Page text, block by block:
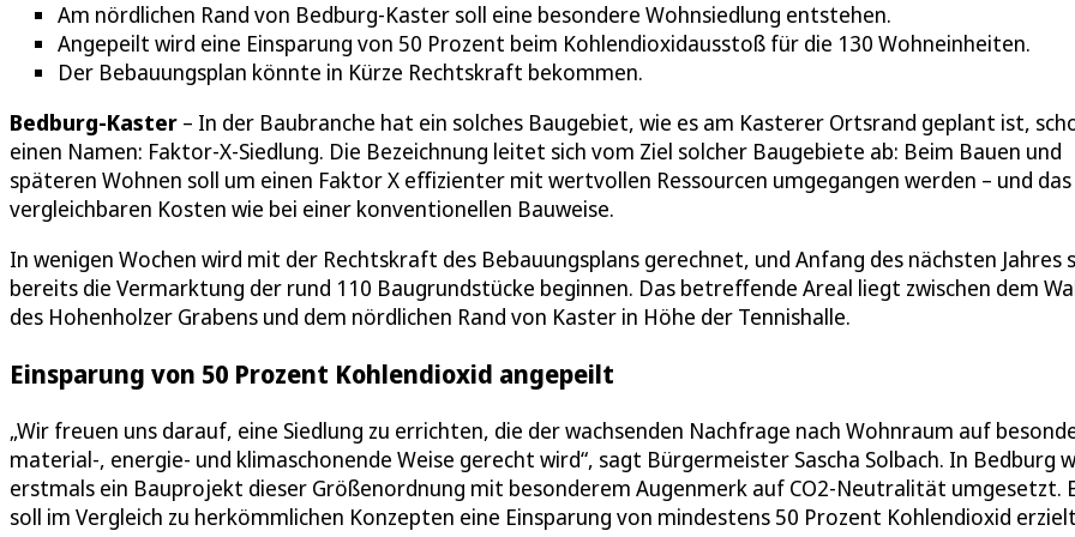
Am nördlichen Rand von Bedburg-Kaster soll eine besondere Wohnsiedlung entstehen.
Angepeilt wird eine Einsparung von 50 Prozent beim Kohlendioxidausstoß für die 130 Wohneinheiten.
Der Bebauungsplan könnte in Kürze Rechtskraft bekommen.
Bedburg-Kaster – In der Baubranche hat ein solches Baugebiet, wie es am Kasterer Ortsrand geplant ist,
einen Namen: Faktor-X-Siedlung. Die Bezeichnung leitet sich vom Ziel solcher Baugebiete ab: Beim Bauen und
späteren Wohnen soll um einen Faktor X effizienter mit wertvollen Ressourcen umgegangen werden – und das
vergleichbaren Kosten wie bei einer konventionellen Bauweise.
In wenigen Wochen wird mit der Rechtskraft des Bebauungsplans gerechnet, und Anfang des nächsten Jahres
bereits die Vermarktung der rund 110 Baugrundstücke beginnen. Das betreffende Areal liegt zwischen dem
des Hohenholzer Grabens und dem nördlichen Rand von Kaster in Höhe der Tennishalle.
Einsparung von 50 Prozent Kohlendioxid angepeilt
„Wir freuen uns darauf, eine Siedlung zu errichten, die der wachsenden Nachfrage nach Wohnraum auf
material-, energie- und klimaschonende Weise gerecht wird“, sagt Bürgermeister Sascha Solbach. In Bedburg
erstmals ein Bauprojekt dieser Größenordnung mit besonderem Augenmerk auf CO2-Neutralität umgesetzt.
soll im Vergleich zu herkömmlichen Konzepten eine Einsparung von mindestens 50 Prozent Kohlendioxid erzielt